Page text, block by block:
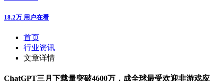
18.2万 用户在看
首页
行业资讯
文章详情
ChatGPT三月下载量突破4600万，成全球最受欢迎非游戏应